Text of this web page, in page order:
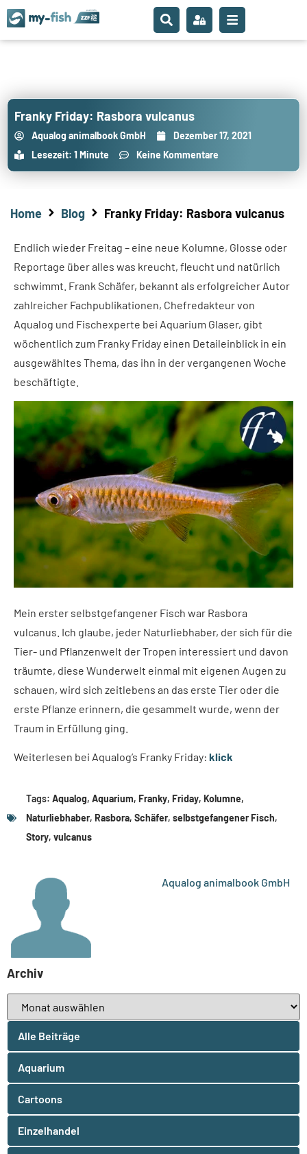
Franky Friday: Rasbora vulcanus
Aqualog animalbook GmbH
Dezember 17, 2021
Lesezeit: 1 Minute
Keine Kommentare
Home Blog Franky Friday: Rasbora vulcanus
Endlich wieder Freitag – eine neue Kolumne, Glosse oder
Reportage über alles was kreucht, fleucht und natürlich
schwimmt. Frank Schäfer, bekannt als erfolgreicher Autor
zahlreicher Fachpublikationen, Chefredakteur von
Aqualog und Fischexperte bei Aquarium Glaser, gibt
wöchentlich zum Franky Friday einen Detaileinblick in ein
ausgewähltes Thema, das ihn in der vergangenen Woche
beschäftigte.
Mein erster selbstgefangener Fisch war Rasbora
vulcanus. Ich glaube, jeder Naturliebhaber, der sich für die
Tier- und Pflanzenwelt der Tropen interessiert und davon
träumte, diese Wunderwelt einmal mit eigenen Augen zu
schauen, wird sich zeitlebens an das erste Tier oder die
erste Pflanze erinnern, die gesammelt wurde, wenn der
Traum in Erfüllung ging.
Weiterlesen bei Aqualog’s Franky Friday: klick
Tags: Aqualog, Aquarium, Franky, Friday, Kolumne,
Naturliebhaber, Rasbora, Schäfer, selbstgefangener Fisch,
Story, vulcanus
Aqualog animalbook GmbH
Archiv
Alle Beiträge
Aquarium
Cartoons
Einzelhandel